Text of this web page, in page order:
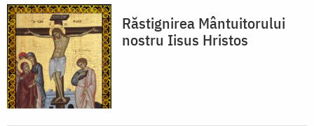
Răstignirea Mântuitorului
nostru Iisus Hristos